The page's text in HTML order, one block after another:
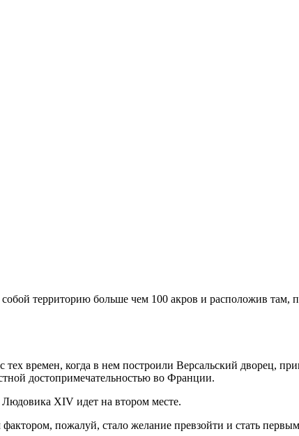
территорию больше чем 100 акров и расположив там,
времен, когда в нем построили Версальский дворец,
достопримечательностью во Франции.
XIV идет на втором месте.
пожалуй, стало желание превзойти и стать